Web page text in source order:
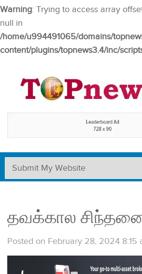
Warning: Trying to access array
null in
/home/u994491065/domains/
content/plugins/topnews3.4/inc/
தவக்கால
Posted on February 28, 2024 8:15